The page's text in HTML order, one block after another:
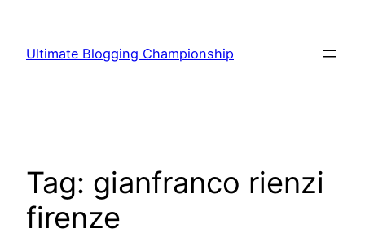
contenuto
Ultimate Blogging Championship
Tag: gianfranco rienzi
firenze